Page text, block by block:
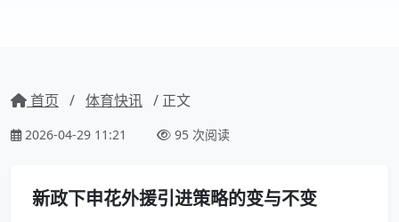
首页 / 体育快讯 / 正文
2026-04-29 11:21 95 次阅读
新政下申花外援引进策略的变与不变